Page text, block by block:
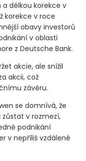
a délkou korekce v
korekce v roce
obavy investorů
v oblasti
z Deutsche Bank.
akcie, ale snížil
akcii, což
závěru.
se domnívá, že
v rozmezí,
podnikání
v nepříliš vzdálené